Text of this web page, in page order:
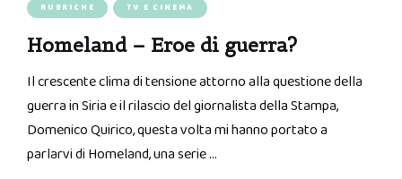
RUBRICHE TV E CINEMA
Homeland – Eroe di guerra?
Il crescente clima di tensione attorno alla questione della
guerra in Siria e il rilascio del giornalista della Stampa,
Domenico Quirico, questa volta mi hanno portato a
parlarvi di Homeland, una serie …